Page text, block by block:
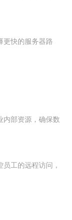
更快的服务器路
内部资源，确保数
工的远程访问，